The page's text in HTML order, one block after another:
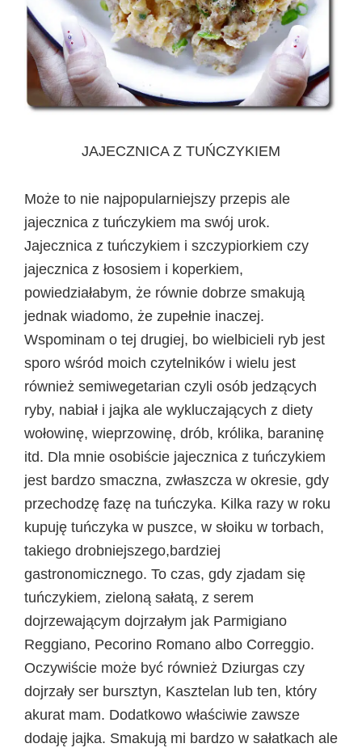
JAJECZNICA Z TUŃCZYKIEM
Może to nie najpopularniejszy przepis ale
jajecznica z tuńczykiem ma swój urok.
Jajecznica z tuńczykiem i szczypiorkiem czy
jajecznica z łososiem i koperkiem,
powiedziałabym, że równie dobrze smakują
jednak wiadomo, że zupełnie inaczej.
Wspominam o tej drugiej, bo wielbicieli ryb jest
sporo wśród moich czytelników i wielu jest
również semiwegetarian czyli osób jedzących
ryby, nabiał i jajka ale wykluczających z diety
wołowinę, wieprzowinę, drób, królika, baraninę
itd. Dla mnie osobiście jajecznica z tuńczykiem
jest bardzo smaczna, zwłaszcza w okresie, gdy
przechodzę fazę na tuńczyka. Kilka razy w roku
kupuję tuńczyka w puszce, w słoiku w torbach,
takiego drobniejszego,bardziej
gastronomicznego. To czas, gdy zjadam się
tuńczykiem, zieloną sałatą, z serem
dojrzewającym dojrzałym jak Parmigiano
Reggiano, Pecorino Romano albo Correggio.
Oczywiście może być również Dziurgas czy
dojrzały ser bursztyn, Kasztelan lub ten, który
akurat mam. Dodatkowo właściwie zawsze
dodaję jajka. Smakują mi bardzo w sałatkach ale